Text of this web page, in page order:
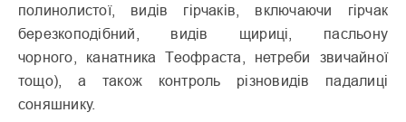
полинолистої, видів гірчаків, включаючи гірчак
березкоподібний, видів щириці, пасльону
чорного, канатника Теофраста, нетреби звичайної
тощо), а також контроль різновидів падалиці
соняшнику.